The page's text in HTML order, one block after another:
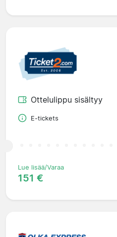
Ottelulippu sisältyy
E-tickets
Lue lisää/Varaa
151 €